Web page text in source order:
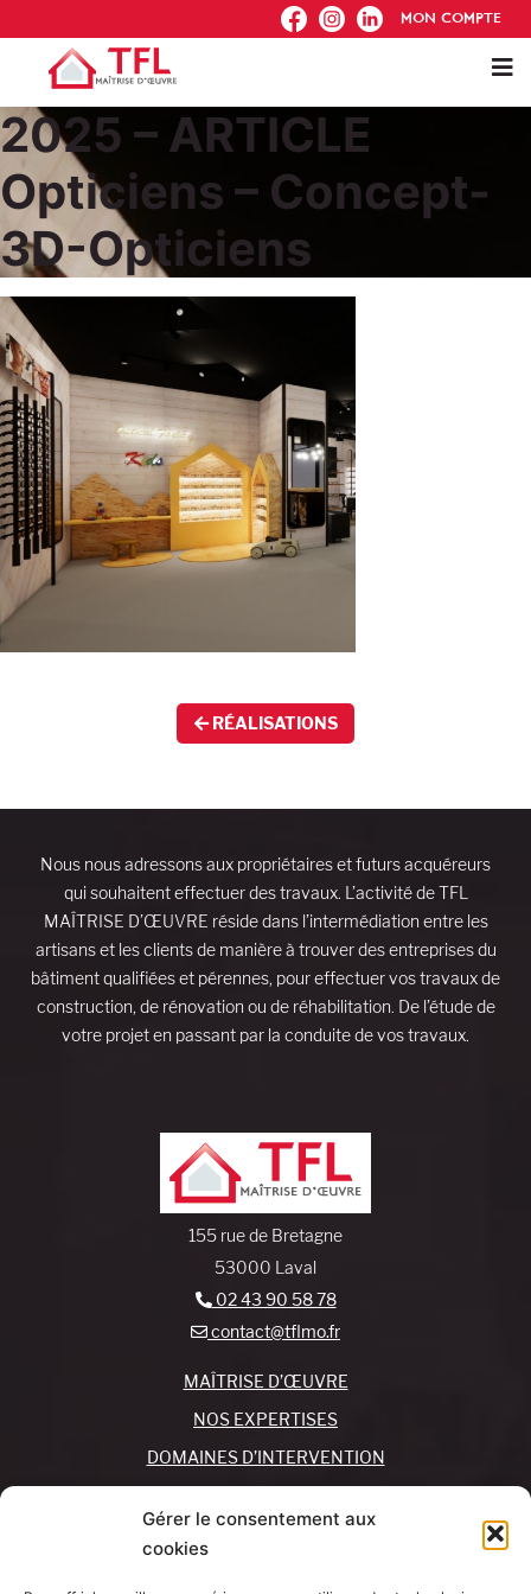
Gérer le consentement aux
cookies
FB IG IN MON COMPTE
2025 – ARTICLE
Opticiens – Concept-
3D-Opticiens
RÉALISATIONS
Nous nous adressons aux propriétaires et futurs acquéreurs
qui souhaitent effectuer des travaux. L’activité de TFL
MAÎTRISE D’ŒUVRE réside dans l’intermédiation entre les
artisans et les clients de manière à trouver des entreprises du
bâtiment qualifiées et pérennes, pour effectuer vos travaux de
construction, de rénovation ou de réhabilitation. De l’étude de
votre projet en passant par la conduite de vos travaux.
155 rue de Bretagne
53000 Laval
02 43 90 58 78
contact@tflmo.fr
MAÎTRISE D’ŒUVRE
NOS EXPERTISES
DOMAINES D’INTERVENTION
REJOIGNEZ-NOUS !